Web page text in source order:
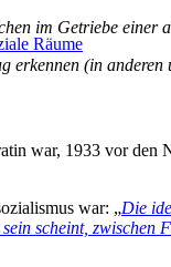
Räume
im Getriebe
erkennen (in
war, 1933 vor
war: „Die
scheint,